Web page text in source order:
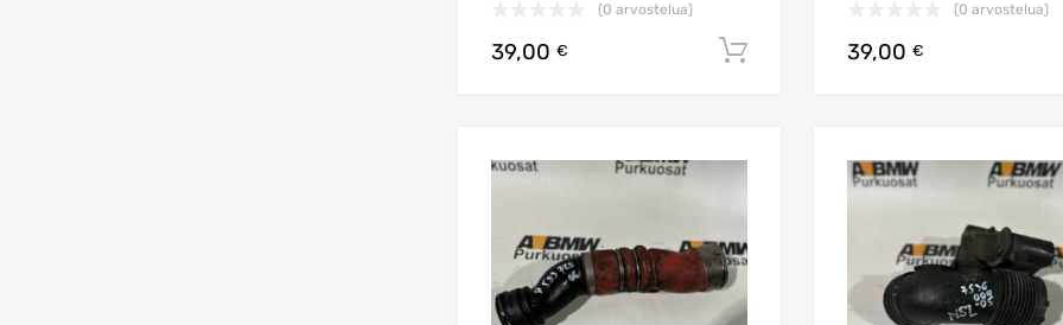
(0 arvostelua)
39,00 € Lisää ostoskoriin
(0 arvostelua)
39,00 €
Lisää toivelistaan